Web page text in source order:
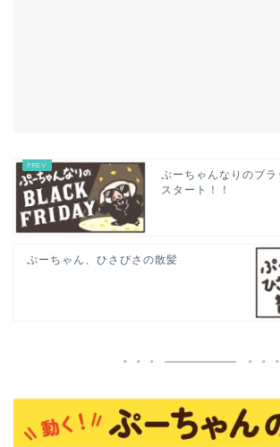
ぷーちゃんなりのブラ
スタート！！
ぷーちゃん、ひさびさの散髪